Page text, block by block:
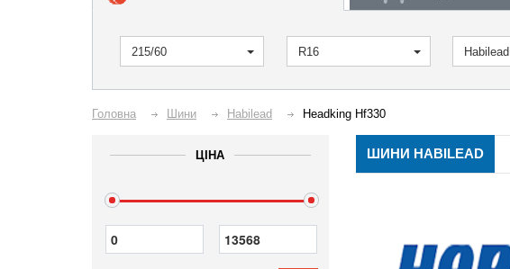
215/60 R16 Habilead
Головна Шини Habilead Headking Hf330
ЦІНА ШИНИ HABILEAD